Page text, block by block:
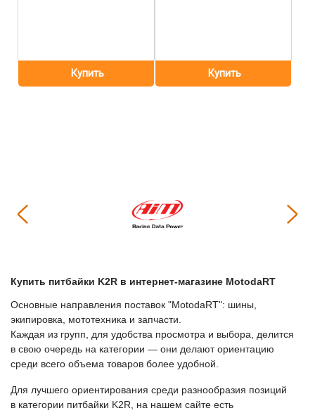
Купить Питбайки K2R в интернет-магазине МоtodaRT
Основные направления поставок "МоtodaRT": шины,
экипировка, мототехника и запчасти.
Каждая из групп, для удобства просмотра и выбора, делится
в свою очередь на категории — они делают ориентацию
среди всего объема товаров более удобной.
Для лучшего ориентирования среди разнообразия позиций
в категории
Питбайки K2R , на нашем сайте есть